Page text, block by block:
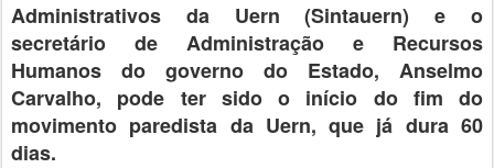
Administrativos da Uern (Sintauern) e o
secretário de Administração e Recursos
Humanos do governo do Estado, Anselmo
Carvalho, pode ter sido o início do fim do
movimento paredista da Uern, que já dura 60
dias.